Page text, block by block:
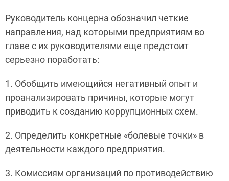
Руководитель концерна обозначил четкие
направления, над которыми предприятиям во
главе с их руководителями еще предстоит
серьезно поработать:
1. Обобщить имеющийся негативный опыт и
проанализировать причины, которые могут
приводить к созданию коррупционных схем.
2. Определить конкретные «болевые точки» в
деятельности каждого предприятия.
3. Комиссиям организаций по противодействию